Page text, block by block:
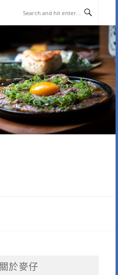
關於麥仔